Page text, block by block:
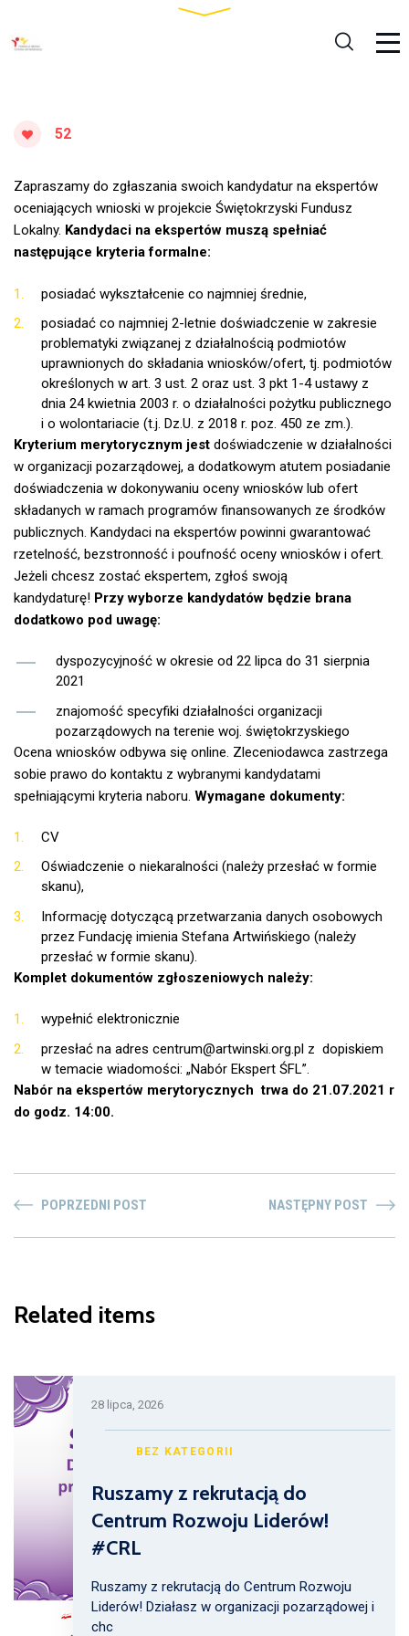
52
Zapraszamy do zgłaszania swoich kandydatur na ekspertów
oceniających wnioski w projekcie Świętokrzyski Fundusz
Lokalny. Kandydaci na ekspertów muszą spełniać
następujące kryteria formalne:
posiadać wykształcenie co najmniej średnie,
posiadać co najmniej 2-letnie doświadczenie w zakresie
problematyki związanej z działalnością podmiotów
uprawnionych do składania wniosków/ofert, tj. podmiotów
określonych w art. 3 ust. 2 oraz ust. 3 pkt 1-4 ustawy z
dnia 24 kwietnia 2003 r. o działalności pożytku publicznego
i o wolontariacie (t.j. Dz.U. z 2018 r. poz. 450 ze zm.).
Kryterium merytorycznym jest doświadczenie w działalności
w organizacji pozarządowej, a dodatkowym atutem posiadanie
doświadczenia w dokonywaniu oceny wniosków lub ofert
składanych w ramach programów finansowanych ze środków
publicznych. Kandydaci na ekspertów powinni gwarantować
rzetelność, bezstronność i poufność oceny wniosków i ofert.
Jeżeli chcesz zostać ekspertem, zgłoś swoją
kandydaturę! Przy wyborze kandydatów będzie brana
dodatkowo pod uwagę:
dyspozycyjność w okresie od 22 lipca do 31 sierpnia
2021
znajomość specyfiki działalności organizacji
pozarządowych na terenie woj. świętokrzyskiego
Ocena wniosków odbywa się online. Zleceniodawca zastrzega
sobie prawo do kontaktu z wybranymi kandydatami
spełniającymi kryteria naboru. Wymagane dokumenty:
CV
Oświadczenie o niekaralności (należy przesłać w formie
skanu),
Informację dotyczącą przetwarzania danych osobowych
przez Fundację imienia Stefana Artwińskiego (należy
przesłać w formie skanu).
Komplet dokumentów zgłoszeniowych należy:
wypełnić elektronicznie
przesłać na adres centrum@artwinski.org.pl z dopiskiem
w temacie wiadomości: „Nabór Ekspert ŚFL”.
Nabór na ekspertów merytorycznych trwa do 21.07.2021 r
do godz. 14:00.
POPRZEDNI POST NASTĘPNY POST
Related items
28 lipca, 2026
BEZ KATEGORII
Ruszamy z rekrutacją do
Centrum Rozwoju Liderów!
#CRL
Ruszamy z rekrutacją do Centrum Rozwoju
Liderów! Działasz w organizacji pozarządowej i
chc